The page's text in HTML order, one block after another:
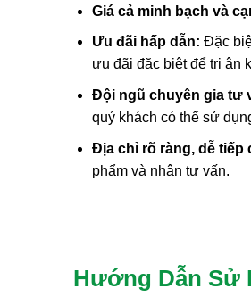
Giá cả minh bạch và
Ưu đãi hấp dẫn: Đặc
ưu đãi đặc biệt để tri ân
Đội ngũ chuyên gia tư
quý khách có thể sử
Địa chỉ rõ ràng, dễ tiếp
phẩm và nhận tư vấn.
Hướng Dẫn Sử